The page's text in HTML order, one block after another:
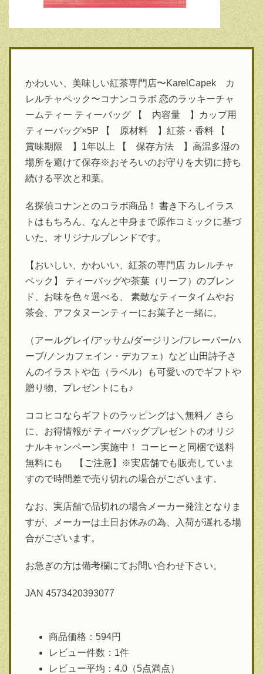
かわいい、美味しい紅茶専門店〜KarelCapek カ
レルチャペック〜コナンコラボ 恋のラッキーチャ
ームティー ティーバッグ 【 内容量 】カップ用
ティーバッグ×5P 【 原材料 】紅茶・香料 【
賞味期限 】1年以上 【 保存方法 】高温多湿の
場所を避けて保存※おそろいのお守りを大切に持ち
続ける平次と和葉。
名探偵コナンとのコラボ商品！ 書き下ろしイラス
トはもちろん、なんと中身まで原作コミックに基づ
いた、オリジナルブレンドです。
【おいしい、かわいい、紅茶の専門店 カレルチャ
ペック】 ティーバッグや茶葉（リーフ）のブレン
ド、お味を色々選べる、 素敵なティータイムやお
茶会、アフタヌーンティーにお菓子と一緒に。
（アールグレイ/アッサム/ダージリン/フレーバー/ハ
ーブ/ノンカフェイン・デカフェ）など 山田詩子さ
んのイラストや缶（ラベル）も可愛いのでギフトや
贈り物、プレゼントにも♪
ココヒコならギフトのラッピングは＼無料／ さら
に、お得情報が ティーバッグプレゼントのオリジ
ナルキャンペーン実施中！ コーヒーと同梱で送料
無料にも 【ご注意】※実店舗でも販売していま
すので時間差で売り切れの場合がございます。
なお、実店舗で品切れの場合メーカー発注となりま
すが、メーカーは土日お休みの為、入荷が遅れる場
合がございます。
お急ぎの方は備考欄にてお問い合わせ下さい。
JAN 4573420393077
商品価格：594円
レビュー件数：1件
レビュー平均：4.0（5点満点）